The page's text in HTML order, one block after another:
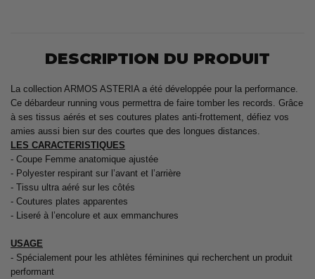
DESCRIPTION DU PRODUIT
La collection ARMOS ASTERIA a été développée pour la performance.
Ce débardeur running vous permettra de faire tomber les records. Grâce
à ses tissus aérés et ses coutures plates anti-frottement, défiez vos
amies aussi bien sur des courtes que des longues distances.
LES CARACTERISTIQUES
- Coupe Femme anatomique ajustée
- Polyester respirant sur l’avant et l’arrière
- Tissu ultra aéré sur les côtés
- Coutures plates apparentes
- Liseré à l’encolure et aux emmanchures
USAGE
- Spécialement pour les athlètes féminines qui recherchent un produit
performant